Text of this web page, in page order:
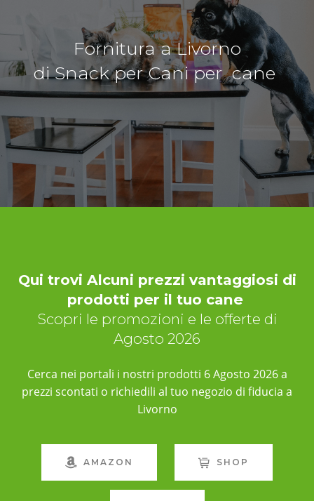
Fornitura a Livorno
di Snack per Cani per cane
Qui trovi Alcuni prezzi vantaggiosi di
prodotti per il tuo cane
Scopri le promozioni e le offerte di
Agosto 2026
Cerca nei portali i nostri prodotti 6 Agosto 2026 a
prezzi scontati o richiedili al tuo negozio di fiducia a
Livorno
AMAZON SHOP